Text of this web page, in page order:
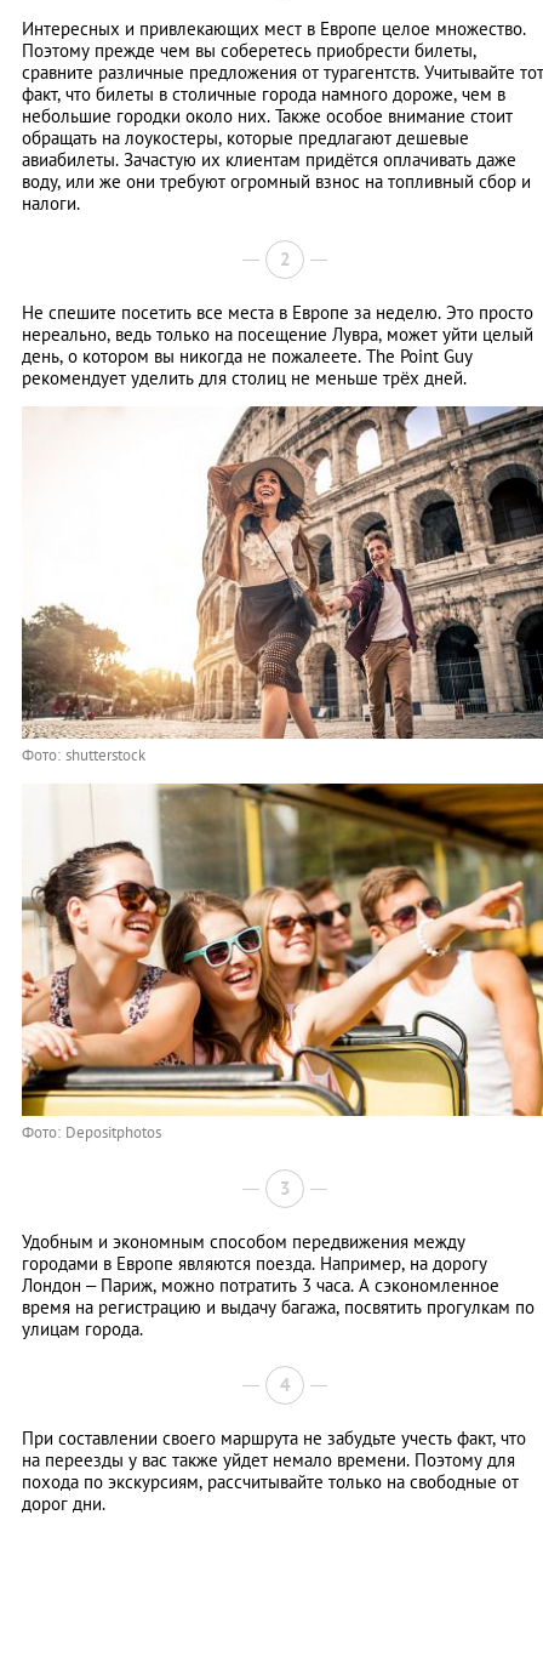
Интересных и привлекающих мест в Европе целое множество.
Поэтому прежде чем вы соберетесь приобрести билеты,
сравните различные предложения от турагентств. Учитывайте тот
факт, что билеты в столичные города намного дороже, чем в
небольшие городки около них. Также особое внимание стоит
обращать на лоукостеры, которые предлагают дешевые
авиабилеты. Зачастую их клиентам придётся оплачивать даже
воду, или же они требуют огромный взнос на топливный сбор и
налоги.
2
Не спешите посетить все места в Европе за неделю. Это просто
нереально, ведь только на посещение Лувра, может уйти целый
день, о котором вы никогда не пожалеете. The Point Guy
рекомендует уделить для столиц не меньше трёх дней.
Фото: shutterstock
Фото: Depositphotos
3
Удобным и экономным способом передвижения между
городами в Европе являются поезда. Например, на дорогу
Лондон – Париж, можно потратить 3 часа. А сэкономленное
время на регистрацию и выдачу багажа, посвятить прогулкам по
улицам города.
4
При составлении своего маршрута не забудьте учесть факт, что
на переезды у вас также уйдет немало времени. Поэтому для
похода по экскурсиям, рассчитывайте только на свободные от
дорог дни.